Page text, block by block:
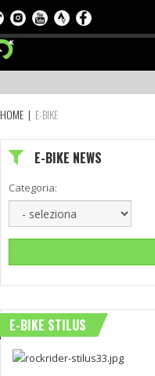
HOME | E-BIKE
E-BIKE NEWS
Categoria:
E-BIKE STILUS